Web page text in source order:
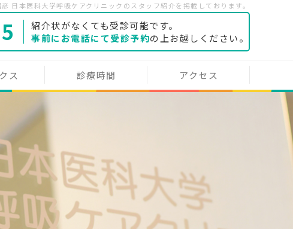
日本医科大学呼吸ケアクリニックのスタッフ紹介を掲載しております。
紹介状がなくても受診可能です。
事前にお電話にて受診予約の上お越しください。
ス 診療時間 アクセス